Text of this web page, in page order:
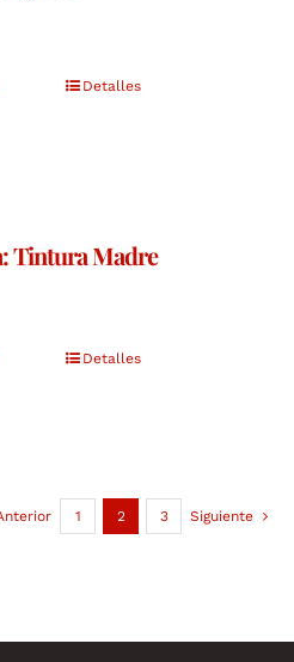
Detalles
Tintura Madre
Detalles
1 2 3 Siguiente